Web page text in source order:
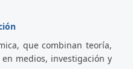
que combinan teoría,
medios, investigación y